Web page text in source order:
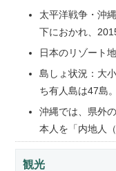
太平洋戦争・沖
下におかれ、
日本のリゾート
島しょ状況：大
ち有人島は47島。
沖縄では、県外
本人を「内地人
観光